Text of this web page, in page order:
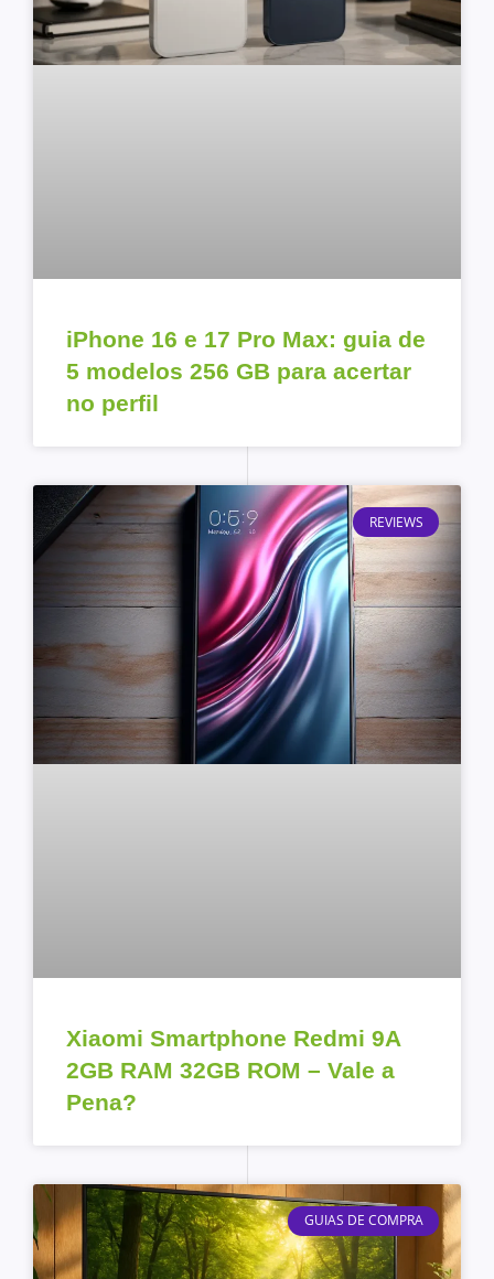
iPhone 16 e 17 Pro Max: guia de
5 modelos 256 GB para acertar
no perfil
REVIEWS
Xiaomi Smartphone Redmi 9A
2GB RAM 32GB ROM – Vale a
Pena?
GUIAS DE COMPRA